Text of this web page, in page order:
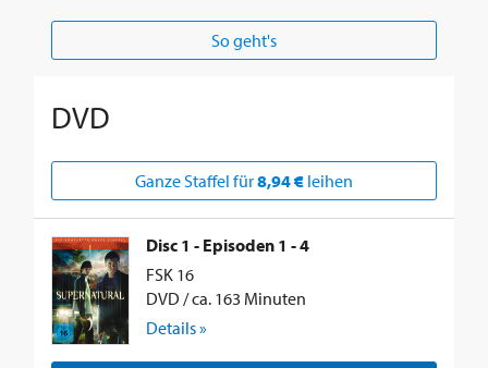
So geht's
DVD
Ganze Staffel für8,94 € leihen
Disc 1 - Episoden 1 - 4
FSK 16
DVD / ca. 163 Minuten
Details »